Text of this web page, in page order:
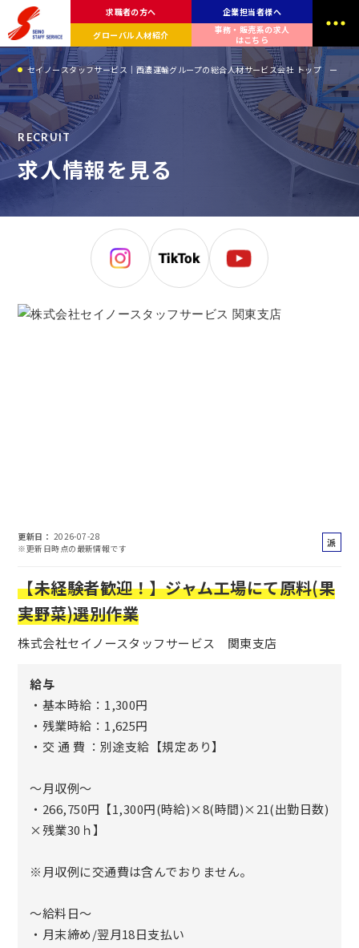
求職者の方へ
企業担当者様へ
グローバル人材紹介
事務・販売系の求人
はこちら
R ECRUIT
求人情報を見る
セイノースタッフサービス｜西濃運輸グループの総合人材サービス会社 トップ
更新日
2026-07-28
※更新日時点の最新情報です
派
員
【未経験者歓迎！】ジャム工場にて原料(果
実野菜)選別作業
株式会社セイノースタッフサービス 関東支店
給与
・基本時給：1,300円
・残業時給：1,625円
・交 通 費 ：別途支給【規定あり】
～月収例～
・266,750円【1,300円(時給)×8(時間)×21(出勤日数)
×残業30ｈ】
※月収例に交通費は含んでおりません。
～給料日～
・月末締め/翌月18日支払い